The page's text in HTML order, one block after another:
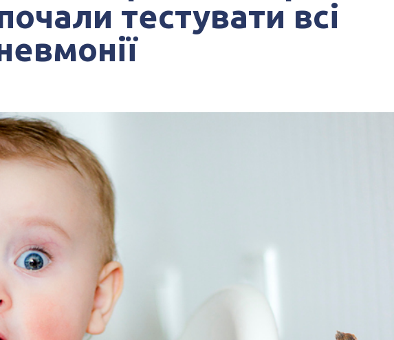
тестувати всі